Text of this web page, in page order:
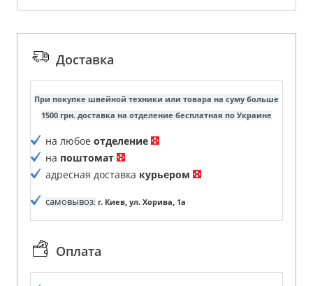
Доставка
При покупке швейной техники или товара на суму больше
1500 грн. доставка на отделение бесплатная по Украине
на любое отделение
на поштомат
адресная доставка курьером
самовывоз: г. Киев, ул. Хорива, 1а
Оплата